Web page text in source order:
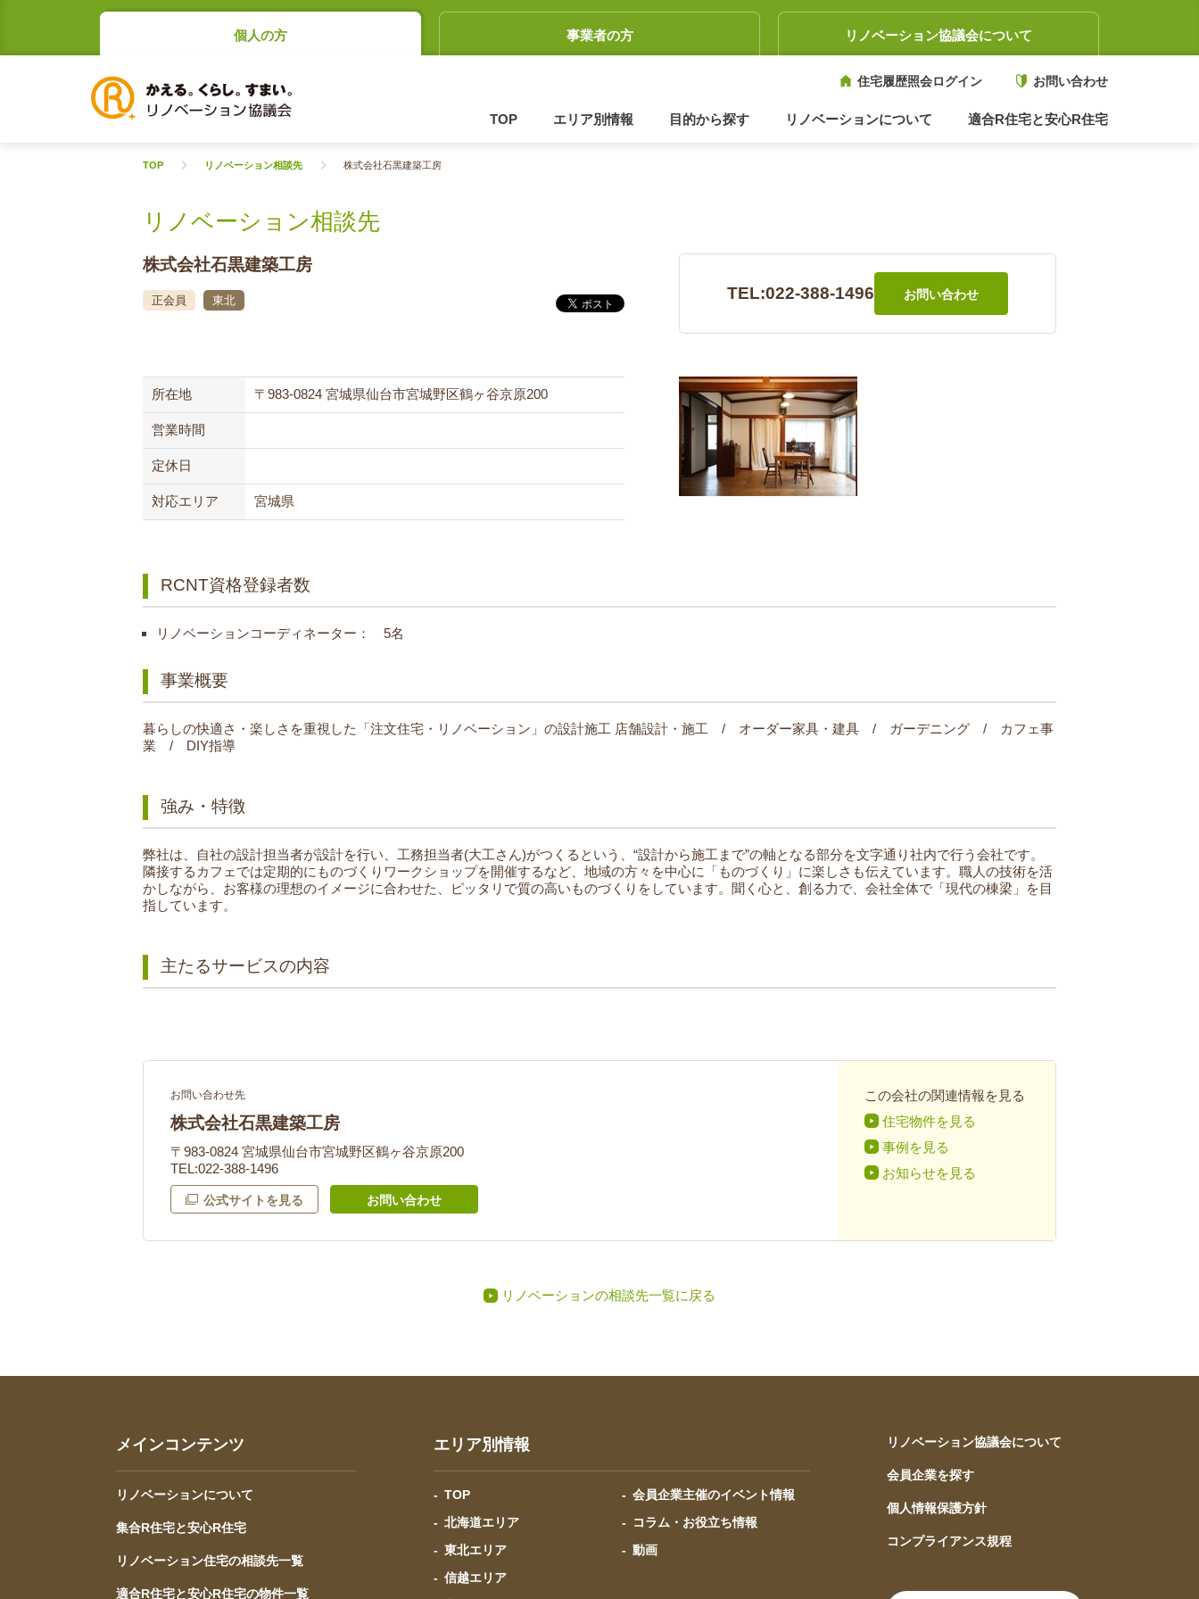
個人の方 事業者の方 リノベーション協議会について
住宅履歴照会ログイン お問い合わせ
TOP エリア別情報 目的から探す リノベーションについて 適合R住宅と安心R住宅
TOP リノベーション相談先 株式会社石黒建築工房
リノベーション相談先
株式会社石黒建築工房
正会員 東北 TEL:022-388-1496 お問い合わせ
所在地 〒983-0824 宮城県仙台市宮城野区鶴ヶ谷京原200
営業時間
定休日
対応エリア 宮城県
RCNT資格登録者数
リノベーションコーディネーター： 5名
事業概要
暮らしの快適さ・楽しさを重視した「注文住宅・リノベーション」の設計施工 店舗設計・施工 / オーダー家具・建具 / ガーデニング / カフェ事
業 / DIY指導
強み・特徴
弊社は、自社の設計担当者が設計を行い、工務担当者(大工さん)がつくるという、“設計から施工まで”の軸となる部分を文字通り社内で行う会社です。
隣接するカフェでは定期的にものづくりワークショップを開催するなど、地域の方々を中心に「ものづくり」に楽しさも伝えています。職人の技術を活
かしながら、お客様の理想のイメージに合わせた、ピッタリで質の高いものづくりをしています。聞く心と、創る力で、会社全体で「現代の棟梁」を目
指しています。
主たるサービスの内容
お問い合わせ先
株式会社石黒建築工房
〒983-0824 宮城県仙台市宮城野区鶴ヶ谷京原200
TEL:022-388-1496
公式サイトを見る お問い合わせ
この会社の関連情報を見る
住宅物件を見る
事例を見る
お知らせを見る
リノベーションの相談先一覧に戻る
メインコンテンツ
リノベーションについて
集合R住宅と安心R住宅
リノベーション住宅の相談先一覧
適合R住宅と安心R住宅の物件一覧
エリア別情報
TOP
北海道エリア
東北エリア
信越エリア
会員企業主催のイベント情報
コラム・お役立ち情報
動画
リノベーション協議会について
会員企業を探す
個人情報保護方針
コンプライアンス規程